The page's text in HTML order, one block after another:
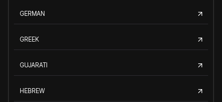
GERMAN
GREEK
GUJARATI
HEBREW